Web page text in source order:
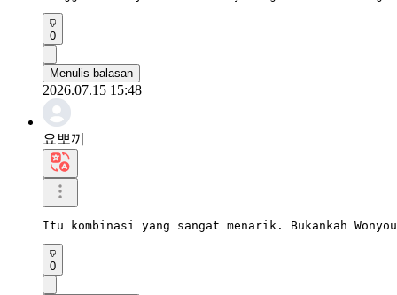
0
Menulis balasan
2026.07.15 15:48
요뽀끼
Itu kombinasi yang sangat menarik. Bukankah
0